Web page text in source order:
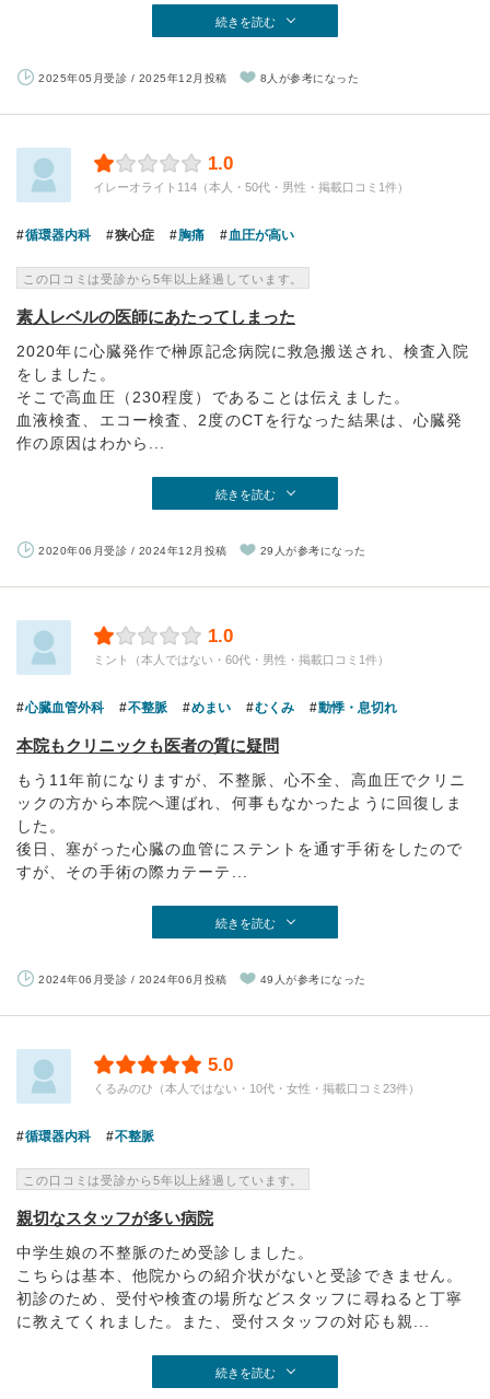
続きを読む
2025年05月受診 / 2025年12月投稿 8人が参考になった
1.0
イレーオライト114（本人・50代・男性・掲載口コミ1件）
循環器内科 狭心症 胸痛 血圧が高い
この口コミは受診から5年以上経過しています。
素人レベルの医師にあたってしまった
2020年に心臓発作で榊原記念病院に救急搬送され、検査入院
をしました。
そこで高血圧（230程度）であることは伝えました。
血液検査、エコー検査、2度のCTを行なった結果は、心臓発
作の原因はわから...
続きを読む
2020年06月受診 / 2024年12月投稿 29人が参考になった
1.0
ミント（本人ではない・60代・男性・掲載口コミ1件）
心臓血管外科 不整脈 めまい むくみ 動悸・息切れ
本院もクリニックも医者の質に疑問
もう11年前になりますが、不整脈、心不全、高血圧でクリニ
ックの方から本院へ運ばれ、何事もなかったように回復しま
した。
後日、塞がった心臓の血管にステントを通す手術をしたので
すが、その手術の際カテーテ...
続きを読む
2024年06月受診 / 2024年06月投稿 49人が参考になった
5.0
くるみのひ（本人ではない・10代・女性・掲載口コミ23件）
循環器内科 不整脈
この口コミは受診から5年以上経過しています。
親切なスタッフが多い病院
中学生娘の不整脈のため受診しました。
こちらは基本、他院からの紹介状がないと受診できません。
初診のため、受付や検査の場所などスタッフに尋ねると丁寧
に教えてくれました。また、受付スタッフの対応も親...
続きを読む